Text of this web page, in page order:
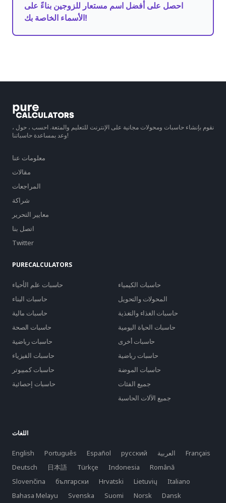
احصل على أفضل اسم مستعار للزوجين بناءً على
الأسماء الخاصة بك!
نقوم بإنشاء حاسبات ومحولات مجانية على الإنترنت للتعليم والمتعة. احسب ، حول ،
وعد بمساعدة حاسباتنا!
معلومات عنا
مقالات
المراجعات
شراكة
معايير التحرير
اتصل بنا
Twitter
PURECALCULATORS
حاسبات علم الأحياء
حاسبات الكيمياء
حاسبات البناء
المحولات والتحويل
حاسبات مالية
حاسبات الغذاء والتغذية
حاسبات الصحة
حاسبات الحياة اليومية
حاسبات رياضية
حاسبات أخرى
حاسبات الفيزياء
حاسبات رياضية
حاسبات كمبيوتر
حاسبات الموضة
حاسبات إحصائية
جميع الفئات
جميع الآلات الحاسبة
اللغات
English Português Español русский العربية
Français
Deutsch
日本語 Türkçe Indonesia
Română
Slovenčina
български Hrvatski Lietuvių
Italiano
Bahasa Melayu
Svenska Suomi Norsk Dansk